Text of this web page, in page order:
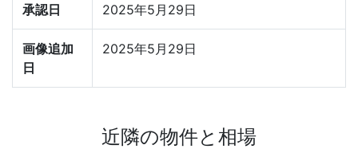
承認日 2025年5月29日
画像追加
日
2025年5月29日
近隣の物件と相場